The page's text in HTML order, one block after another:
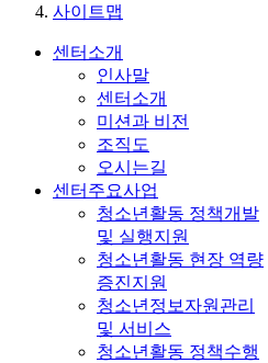
사이트맵
센터소개
인사말
센터소개
미션과 비전
조직도
오시는길
센터주요사업
청소년활동 정책개발
및 실행지원
청소년활동 현장 역량
증진지원
청소년정보자원관리
및 서비스
청소년활동 정책수행